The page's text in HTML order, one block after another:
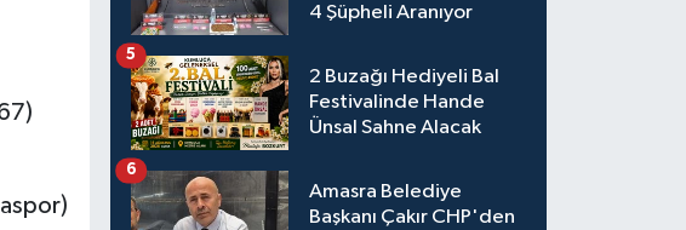
4 Şüpheli Aranıyor
2 Buzağı Hediyeli Bal
Festivalinde Hande
Ünsal Sahne Alacak
5
Amasra Belediye
Başkanı Çakır CHP'den
6